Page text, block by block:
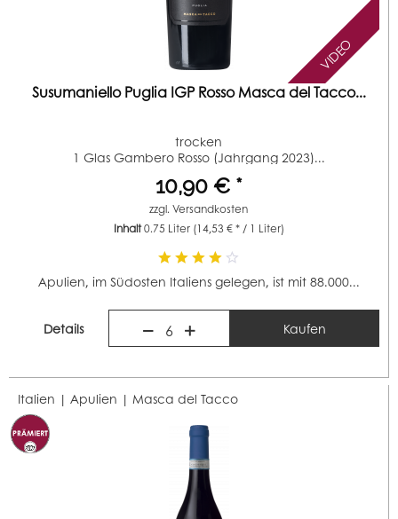
VIDEO
Susumaniello Puglia IGP Rosso Masca del Tacco...
trocken
1 Glas Gambero Rosso (Jahrgang 2023)...
10,90 € *
zzgl.Versandkosten
Inhalt0.75 Liter (14,53 € * / 1 Liter)
Apulien, im Südosten Italiens gelegen, ist mit 88.000...
Details 6 Kaufen
Italien | Apulien |Masca del Tacco